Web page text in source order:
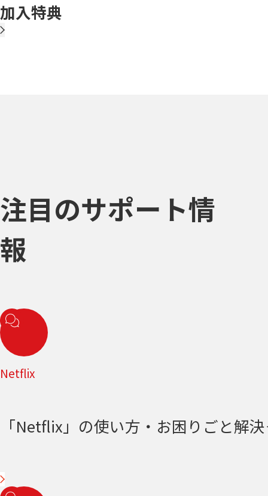
加入特典
注目のサポート情
報
Netflix
「Netflix」の使い方・お困りごと解